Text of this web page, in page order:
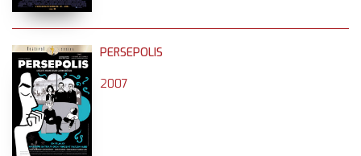
PERSEPOLIS
2007